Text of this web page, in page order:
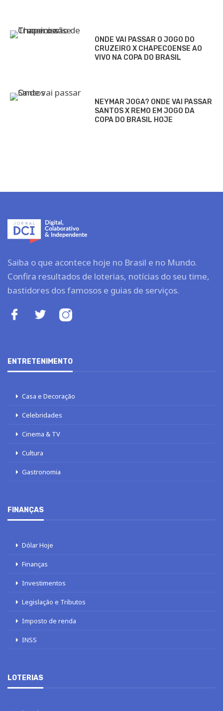
ONDE VAI PASSAR O JOGO DO
CRUZEIRO X CHAPECOENSE AO
VIVO NA COPA DO BRASIL
NEYMAR JOGA? ONDE VAI PASSAR
SANTOS X REMO EM JOGO DA
COPA DO BRASIL HOJE
Saiba o que acontece hoje no Brasil e no Mundo.
Confira resultados de loterias, notícias do seu time,
bastidores dos famosos e guias de serviços.
ENTRETENIMENTO
Casa e Decoração
Celebridades
Cinema & TV
Cultura
Gastronomia
FINANÇAS
Dólar Hoje
Finanças
Investimentos
Legislação e Tributos
Imposto de renda
INSS
LOTERIAS